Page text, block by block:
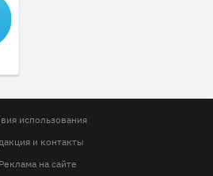
использования
и контакты
Реклама на сайте